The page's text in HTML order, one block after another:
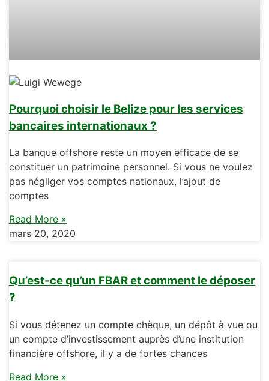
Pourquoi choisir le Belize pour les services
bancaires internationaux ?
La banque offshore reste un moyen efficace de se
constituer un patrimoine personnel. Si vous ne voulez
pas négliger vos comptes nationaux, l’ajout de
comptes
Read More »
mars 20, 2020
Qu’est-ce qu’un FBAR et comment le déposer
?
Si vous détenez un compte chèque, un dépôt à vue ou
un compte d’investissement auprès d’une institution
financière offshore, il y a de fortes chances
Read More »